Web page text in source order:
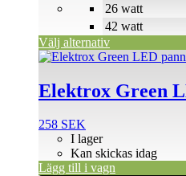
26 watt
42 watt
Välj alternativ
Elektrox Green
258 SEK
I lager
Kan skickas idag
Lägg till i vagn